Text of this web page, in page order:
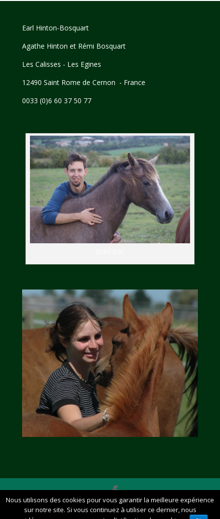
Earl Hinton-Bosquart
Agathe Hinton et Rémi Bosquart
Les Calisses - Les Egines
12490 Saint Rome de Cernon - France
0033 (0)6 60 37 50 77
credits Remi Bosquart - Tous droits réservés. -
Nous utilisons des cookies pour vous garantir la meilleure expérience
sur notre site. Si vous continuez à utiliser ce dernier, nous